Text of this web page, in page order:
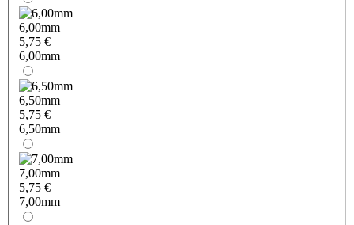
6,00mm
5,75 €
6,00mm
6,50mm
5,75 €
6,50mm
7,00mm
5,75 €
7,00mm